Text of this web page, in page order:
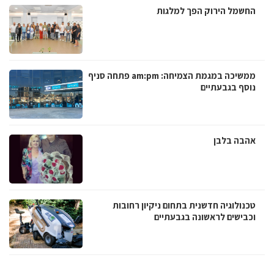
החשמל הירוק הפך למלגות
ממשיכה במגמת הצמיחה: am:pm פתחה סניף
נוסף בגבעתיים
אהבה בלבן
טכנולוגיה חדשנית בתחום ניקיון רחובות
וכבישים לראשונה בגבעתיים